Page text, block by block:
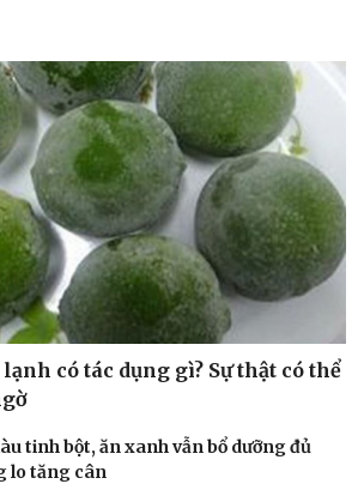
có tác dụng gì? Sự thật có thể
tinh bột, ăn xanh vẫn bổ dưỡng đủ
lo tăng cân